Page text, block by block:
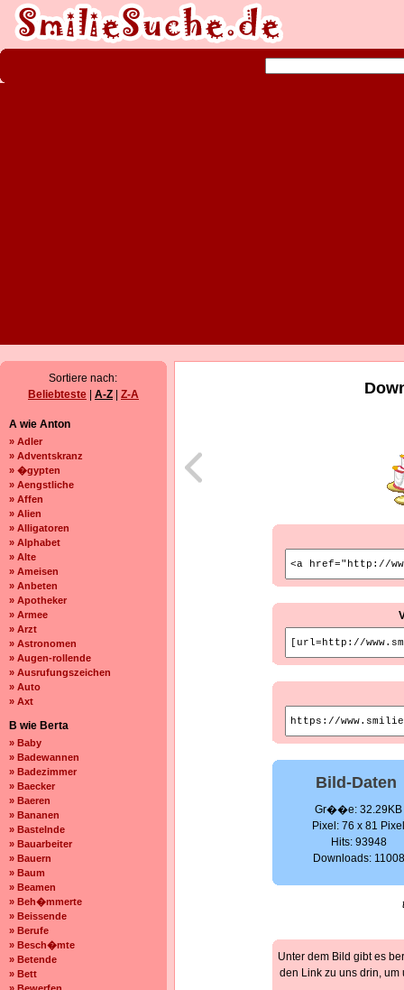
Sortiere nach:
Beliebteste
A-Z Z-A
A wie Anton
» Adler
» Adventskranz
» �gypten
» Aengstliche
» Affen
» Alien
» Alligatoren
» Alphabet
» Alte
» Ameisen
» Anbeten
» Apotheker
» Armee
» Arzt
» Astronomen
» Augen-rollende
» Ausrufungszeichen
» Auto
» Axt
B wie Berta
» Baby
» Badewannen
» Badezimmer
» Baecker
» Baeren
» Bananen
» Bastelnde
» Bauarbeiter
» Bauern
» Baum
» Beamen
» Beh�mmerte
» Beissende
» Berufe
» Besch�mte
» Betende
» Bett
Bild-Daten
Gr��e: 32.29KB
Pixel: 76 x 81
Hits: 93948
Downloads: 11008
Unter dem Bild gibt es
den Link zu uns drin,